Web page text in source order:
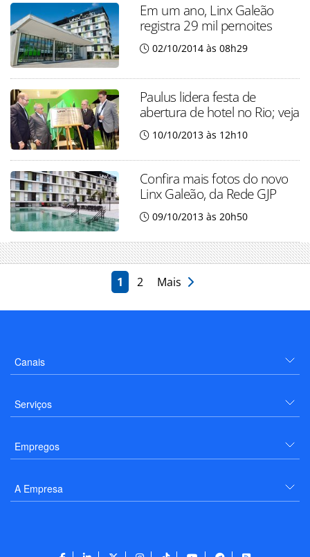
Em um ano, Linx Galeão
registra 29 mil pernoites
02/10/2014 às 08h29
Paulus lidera festa de
abertura de hotel no Rio; veja
10/10/2013 às 12h10
Confira mais fotos do novo
Linx Galeão, da Rede GJP
09/10/2013 às 20h50
1 2 Mais
Canais
Serviços
Empregos
A Empresa